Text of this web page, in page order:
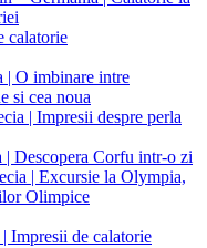
calatorie
| O imbinare intre
si cea noua
| Impresii despre perla
Descopera Corfu intr-o zi
| Excursie la Olympia,
Olimpice
Impresii de calatorie